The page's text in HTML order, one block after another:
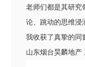
老师们都是其研究
论、跳动的思维浸
我收获了真挚的同
山东烟台昊麟地产